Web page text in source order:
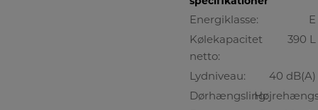
Energiklasse:
E
Kølekapacitet
netto:
390 L
Lydniveau:
40 dB(A)
Dørhængsling: